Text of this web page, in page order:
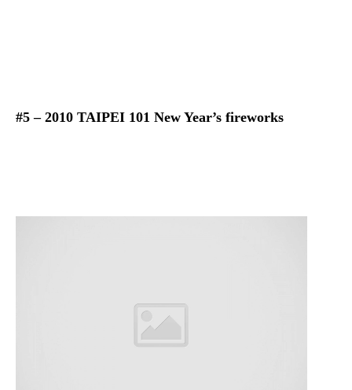
#5 – 2010 TAIPEI 101 New Year’s fireworks